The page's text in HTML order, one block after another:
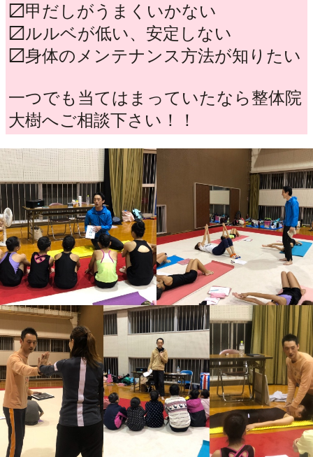
〼甲だしがうまくいかない
〼ルルベが低い、安定しない
〼身体のメンテナンス方法が知りたい
一つでも当てはまっていたなら整体院
大樹へご相談下さい！！